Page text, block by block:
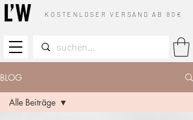
KOSTENLOSER VERSAND AB 80€
BLOG
Alle Beiträge